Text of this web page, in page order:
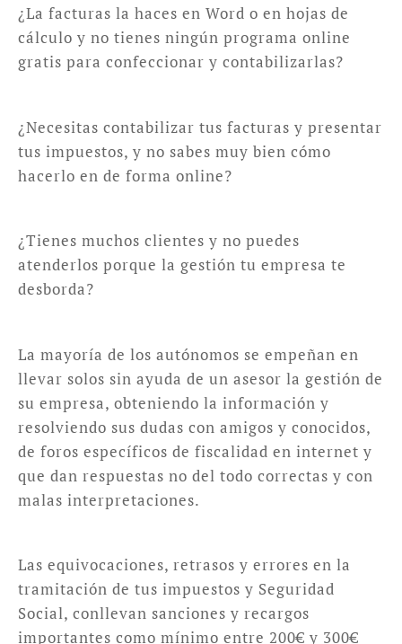
¿La facturas la haces en Word o en hojas de
cálculo y no tienes ningún programa online
gratis para confeccionar y contabilizarlas?
¿Necesitas contabilizar tus facturas y presentar
tus impuestos, y no sabes muy bien cómo
hacerlo en de forma online?
¿Tienes muchos clientes y no puedes
atenderlos porque la gestión tu empresa te
desborda?
La mayoría de los autónomos se empeñan en
llevar solos sin ayuda de un asesor la gestión de
su empresa, obteniendo la información y
resolviendo sus dudas con amigos y conocidos,
de foros específicos de fiscalidad en internet y
que dan respuestas no del todo correctas y con
malas interpretaciones.
Las equivocaciones, retrasos y errores en la
tramitación de tus impuestos y Seguridad
Social, conllevan sanciones y recargos
importantes como mínimo entre 200€ y 300€